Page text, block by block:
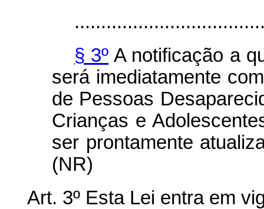
§ 3º A notificação a
será imediatamente
de Pessoas
Crianças e
ser prontamente
(NR)
Art. 3º Esta Lei entra em